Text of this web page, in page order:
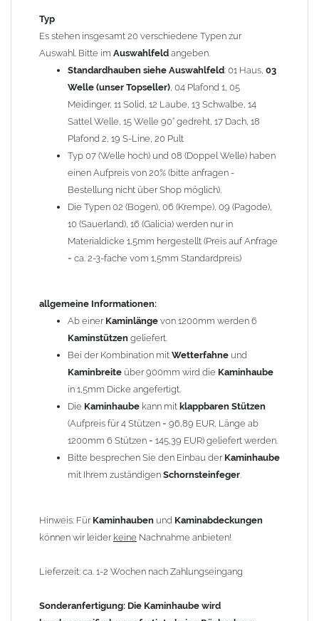
Ihrem zuständigen
Hinweis: FürKaminhaubenundKaminabdeckungenkönnen wir
Nachnahme anbieten!
Lieferzeit: ca. 1-2 Wochen nach Zahlungseingang
Sonderanfertigung: Die Kaminhaube wird kundenspezifisch
angefertigt - keine Rücknahme möglich!
Zum Bild vergößern, bitte auf das Bild klicken!
Typ
Es stehen insgesamt 20 verschiedene Typen zur
Auswahl. Bitte im Auswahlfeld angeben.
Standardhauben siehe Auswahlfeld: 01 Haus, 03
Welle (unser Topseller), 04 Plafond 1, 05
Meidinger, 11 Solid, 12 Laube, 13 Schwalbe, 14
Sattel Welle, 15 Welle 90° gedreht, 17 Dach, 18
Plafond 2, 19 S-Line, 20 Pult
Typ 07 (Welle hoch) und 08 (Doppel Welle) haben
einen Aufpreis von 20% (bitte anfragen -
Bestellung nicht über Shop möglich).
Die Typen 02 (Bogen), 06 (Krempe), 09 (Pagode),
10 (Sauerland), 16 (Galicia) werden nur in
Materialdicke 1,5mm hergestellt (Preis auf Anfrage
= ca. 2-3-fache vom 1,5mm Standardpreis)
allgemeine Informationen:
Ab einer Kaminlänge von 1200mm werden 6
Kaminstützen geliefert.
Bei der Kombination mit Wetterfahne und
Kaminbreite über 900mm wird die Kaminhaube
in 1,5mm Dicke angefertigt.
Die Kaminhaube kann mit klappbaren Stützen
(Aufpreis für 4 Stützen = 96,89 EUR, Länge ab
1200mm 6 Stützen = 145,39 EUR) geliefert werden.
Bitte besprechen Sie den Einbau der Kaminhaube
mit Ihrem zuständigen Schornsteinfeger.
Hinweis: Für Kaminhauben und Kaminabdeckungen
können wir leider keine Nachnahme anbieten!
Lieferzeit: ca. 1-2 Wochen nach Zahlungseingang
Sonderanfertigung: Die Kaminhaube wird